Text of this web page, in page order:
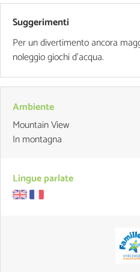
Suggerimenti
Per un divertimento ancora
noleggio giochi d'acqua.
Ambiente
Mountain View
In montagna
Lingue parlate